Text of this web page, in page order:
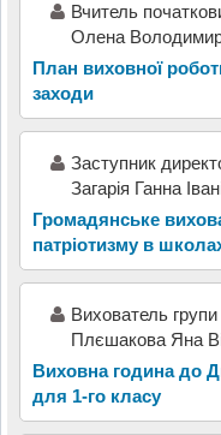
Вчитель
Олена
План виховної
заходи
Заступник
Загарія Ганна
Громадянське
патріотизму в
Вихователь
Плєшакова Яна
Виховна година до
для 1-го класу